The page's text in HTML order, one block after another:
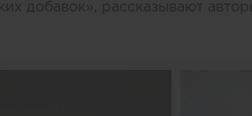
добавок», рассказывают